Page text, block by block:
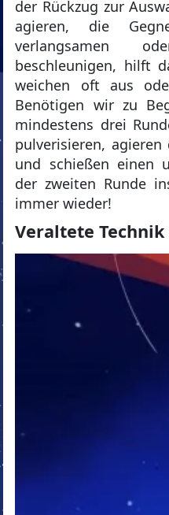
der Rückzug zur
agieren, die
verlangsamen
beschleunigen, hilft
weichen oft aus
Benötigen wir zu
mindestens drei
pulverisieren, agieren
und schießen einen
der zweiten Runde
immer wieder!
Veraltete